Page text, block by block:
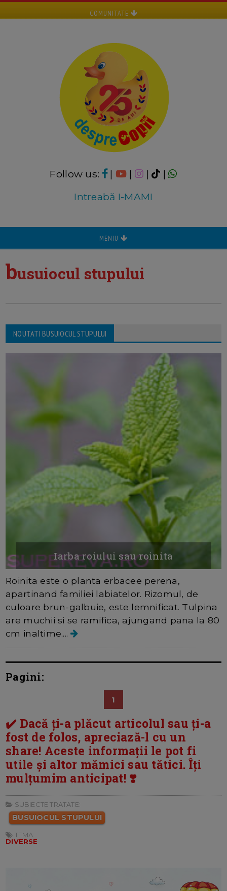
COMUNITATE
Follow us: | | |
|
Intreabă I-MAMI
MENIU
busuiocul stupului
NOUTATI BUSUIOCUL STUPULUI
Iarba roiului sau roinita
Roinita este o planta erbacee perena,
apartinand familiei labiatelor. Rizomul, de
culoare brun-galbuie, este lemnificat. Tulpina
are muchii si se ramifica, ajungand pana la 80
cm inaltime....
Pagini:
1
✔️ Dacă ți-a plăcut articolul sau ți-a
fost de folos, apreciază-l cu un
share! Aceste informații le pot fi
utile și altor mămici sau tătici. Îți
mulțumim anticipat! ❣️
SUBIECTE TRATATE:
BUSUIOCUL STUPULUI
TEMA:
DIVERSE